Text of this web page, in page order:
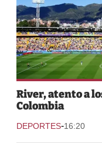
River, atento a
Colombia
DEPORTES-16:20